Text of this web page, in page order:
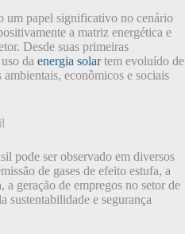
um papel significativo no cenário
a matriz energética e
Desde suas primeiras
da energia solartem evoluído de
econômicos e sociais
pode ser observado em diversos
de gases de efeito estufa, a
geração de empregos no setor de
sustentabilidade e segurança